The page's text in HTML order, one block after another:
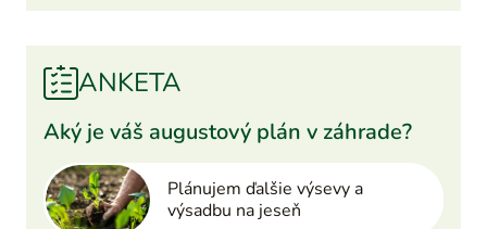
ANKETA
Aký je váš augustový plán v záhrade?
Plánujem ďalšie výsevy a
výsadbu na jeseň